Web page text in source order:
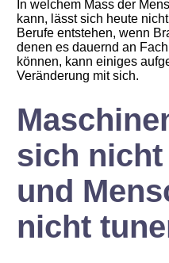
In welchem Mass der
kann, lässt sich heute
Berufe entstehen, wenn
denen es dauernd an
können, kann einiges
Veränderung mit sich.
sich
und
nicht